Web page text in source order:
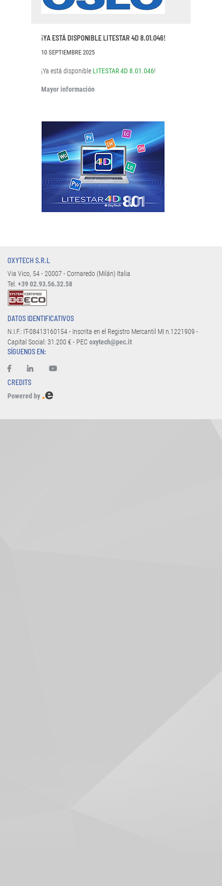
¡YA ESTÁ DISPONIBLE LITESTAR 4D 8.01.046!
10 SEPTIEMBRE 2025
¡Ya está disponible LITESTAR 4D 8.01.046!
Mayor información
OXYTECH S.R.L
Via Vico, 54 - 20007 - Cornaredo (Milán) Italia
Tel. +39 02.93.56.32.58
DATOS IDENTIFICATIVOS
N.I.F.: IT-08413160154 - Inscrita en el Registro Mercantil MI n.1221909 -
Capital Social: 31.200 € - PEC oxytech@pec.it
SÍGUENOS EN:
CREDITS
Powered by